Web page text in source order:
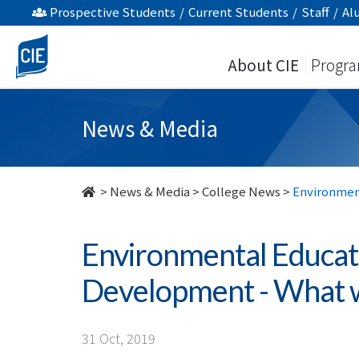
Environmental
Education
and
Sustainable
Prospective Students / Current Students / Staff /
About CIE
News & Media
> News & Media >College News >
Environmental
Development - What
31 Oct, 2019